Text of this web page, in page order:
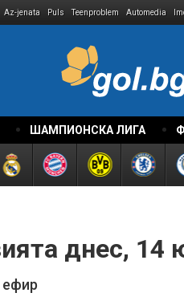
Az-jenata Puls Teenproblem Automedia
ШАМПИОНСКА ЛИГА
днес, 14
ефир